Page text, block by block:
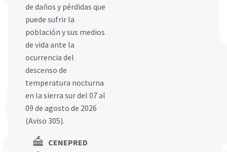
de daños y pérdidas que
puede sufrir la
población y sus medios
de vida ante la
ocurrencia del
descenso de
temperatura nocturna
en la sierra sur del 07 al
09 de agosto de 2026
(Aviso 305).
CENEPRED